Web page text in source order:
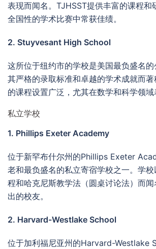
表现而闻名。TJHSST提供丰富的课程和
全国性的学术比赛中常获佳绩。
2. Stuyvesant High School
这所位于纽约市的学校是美国最负盛名
其严格的录取标准和卓越的学术成就而
的课程设置广泛，尤其在数学和科学领域
私立学校
1. Phillips Exeter Academy
位于新罕布什尔州的Phillips Exeter
老和最负盛名的私立寄宿学校之一。学
程和哈克尼斯教学法（圆桌讨论法）而
出的校友。
2. Harvard-Westlake School
位于加利福尼亚州的Harvard-Westlake